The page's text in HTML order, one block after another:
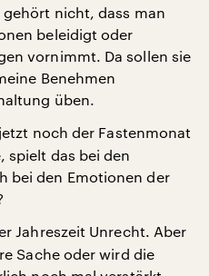
nicht, dass man
beleidigt oder
vornimmt. Da sollen sie
Benehmen
üben.
noch der Fastenmonat
spielt das bei den
bei den Emotionen der
Jahreszeit Unrecht. Aber
Sache oder wird die